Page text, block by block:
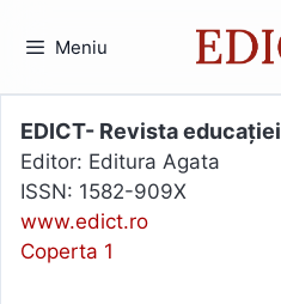
Meniu
EDICT- Revista educației
Editor: Editura Agata
ISSN: 1582-909X
www.edict.ro
Coperta 1